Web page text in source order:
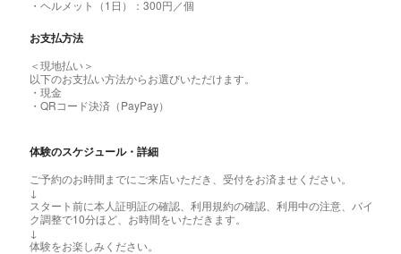
・ヘルメット（1日）：300円／個
お支払方法
＜現地払い＞
以下のお支払い方法からお選びいただけます。
・現金
・QRコード決済（PayPay）
体験のスケジュール・詳細
ご予約のお時間までにご来店いただき、受付をお済ませください。
↓
スタート前に本人証明証の確認、利用規約の確認、利用中の注意、バイ
ク調整で10分ほど、お時間をいただきます。
↓
体験をお楽しみください。